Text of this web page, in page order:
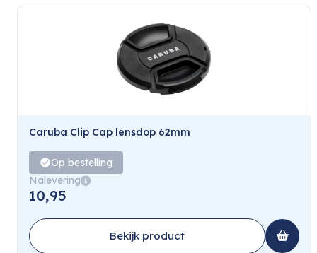
Caruba Clip Cap lensdop 62mm
Op bestelling
Nalevering
10,95
Bekijk product